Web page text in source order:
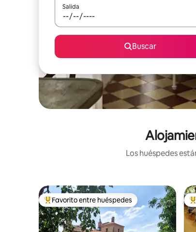
Salida
Buscar
Los huéspedes
Favorito entre huéspedes preferido
Favorito entre huéspedes